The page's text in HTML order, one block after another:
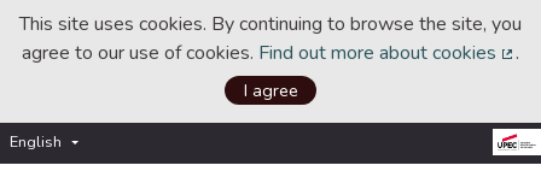
This site uses cookies. By continuing to browse the site, you
agree to our use of cookies. Find out more about cookies .
I agree
English Choisir la langue